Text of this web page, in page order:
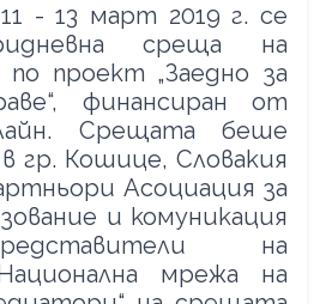
- 13 март 2019 г. се
среща на
проект „Заедно за
финансиран от
Срещата беше
гр. Кошице, Словакия
Асоциация за
и комуникация
на
мрежа на